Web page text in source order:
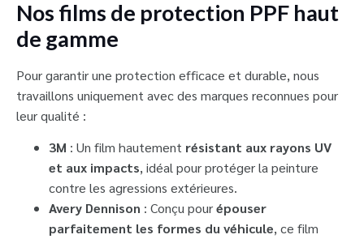
Nos films de protection PPF haut
de gamme
Pour garantir une protection efficace et durable, nous
travaillons uniquement avec des marques reconnues pour
leur qualité :
3M : Un film hautement résistant aux rayons UV
et aux impacts, idéal pour protéger la peinture
contre les agressions extérieures.
Avery Dennison : Conçu pourépouser
parfaitement les formes du véhicule, ce film